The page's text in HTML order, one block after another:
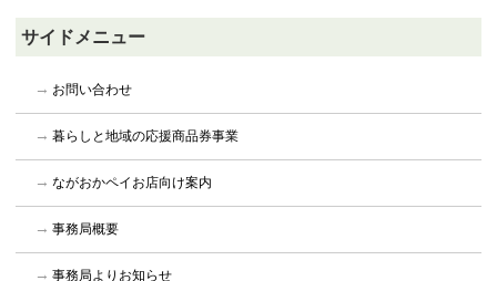
サイドメニュー
お問い合わせ
暮らしと地域の応援商品券事業
ながおかペイお店向け案内
事務局概要
事務局よりお知らせ